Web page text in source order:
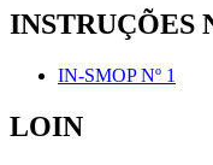
INSTRUÇÕES
IN-SMOP Nº 1
LOIN